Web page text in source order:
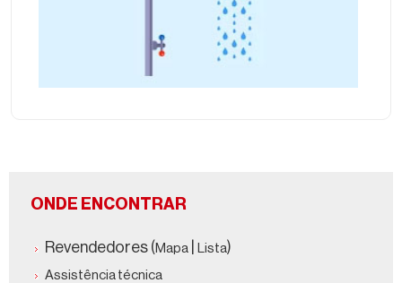
ONDE ENCONTRAR
Revendedores ( Mapa Lista)
Assistência técnica